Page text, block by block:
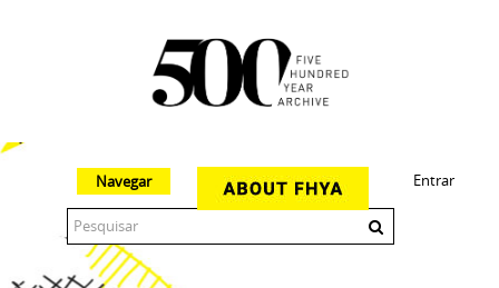
Entrar
Navegar